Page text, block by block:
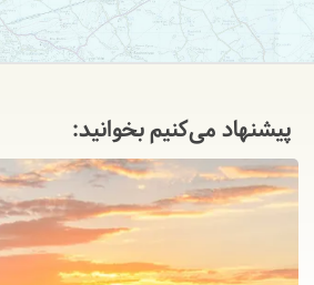
پیشنهاد می‌کنیم بخوانید: